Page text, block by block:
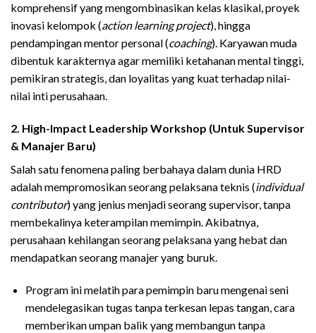
komprehensif yang mengombinasikan kelas klasikal, proyek
inovasi kelompok (action learning project), hingga
pendampingan mentor personal (coaching). Karyawan muda
dibentuk karakternya agar memiliki ketahanan mental tinggi,
pemikiran strategis, dan loyalitas yang kuat terhadap nilai-
nilai inti perusahaan.
2. High-Impact Leadership Workshop (Untuk Supervisor
& Manajer Baru)
Salah satu fenomena paling berbahaya dalam dunia HRD
adalah mempromosikan seorang pelaksana teknis (individual
contributor) yang jenius menjadi seorang supervisor, tanpa
membekalinya keterampilan memimpin. Akibatnya,
perusahaan kehilangan seorang pelaksana yang hebat dan
mendapatkan seorang manajer yang buruk.
Program ini melatih para pemimpin baru mengenai seni
mendelegasikan tugas tanpa terkesan lepas tangan, cara
memberikan umpan balik yang membangun tanpa